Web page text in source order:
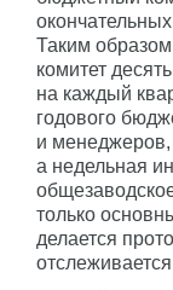
Таким
комитет
на каждый
годового
и менеджеров,
а недельная
только
делается